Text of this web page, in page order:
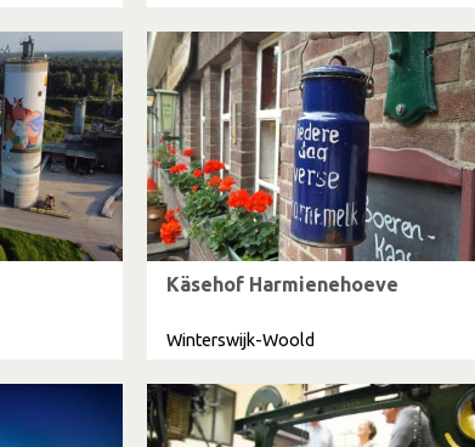
Käsehof Harmienehoeve
Winterswijk-Woold